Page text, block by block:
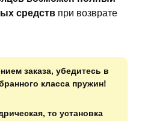
средств при возврате
заказа, убедитесь в
класса пружин!
то установка